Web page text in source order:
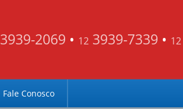
3939-2069 • 12 3939-7339 • 12
Fale Conosco